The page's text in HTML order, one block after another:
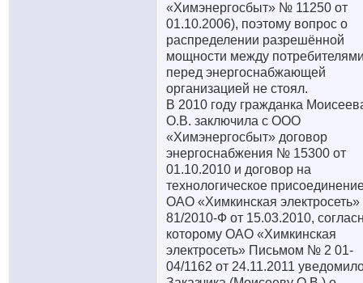
«Химэнергосбыт» № 11250 от
01.10.2006), поэтому вопрос о
распределении разрешённой
мощности между
перед энергоснабжающей
организацией не стоял.
В 2010 году гражданка
О.В. заключила с ООО
«Химэнергосбыт» договор
энергоснабжения № 15300 от
01.10.2010 и договор на
технологическое
ОАО «Химкинская
81/2010-Ф от 15.03.2010,
которому ОАО «Химкинская
электросеть» Письмом № 2 01-
04/1162 от 24.11.2011